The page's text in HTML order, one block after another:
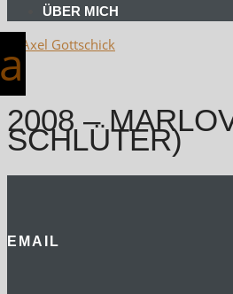
ÜBER MICH
2008 –
SCHLÜTER)
EMAIL